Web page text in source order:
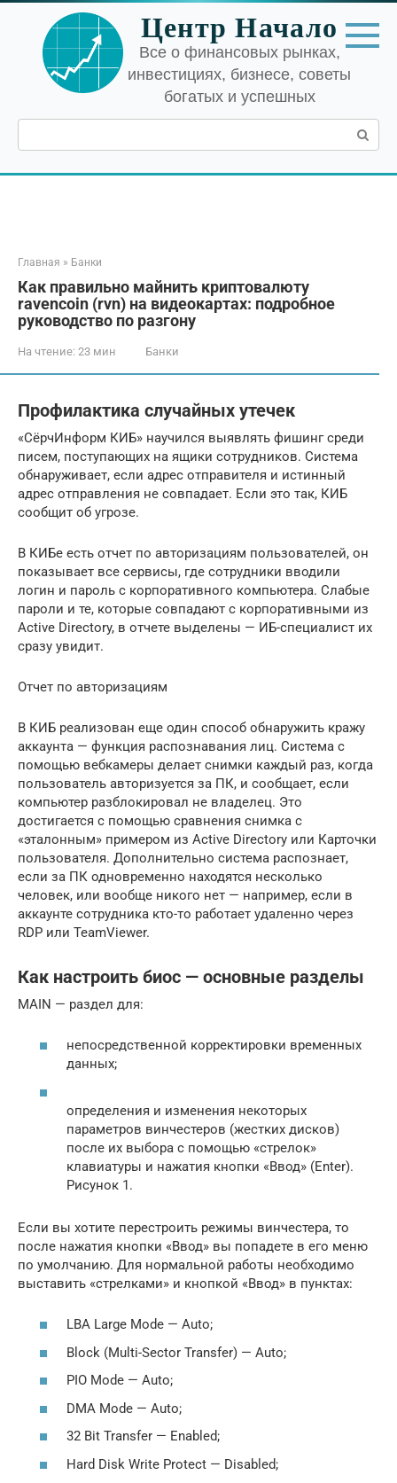
Перейти
контенту
Центр Начало
Все о финансовых рынках,
инвестициях, бизнесе, советы
богатых и успешных
Поиск:
Главная » Банки
Как правильно майнить криптовалюту
ravencoin (rvn) на видеокартах: подробное
руководство по разгону
На чтение: 23 мин Банки
Профилактика случайных утечек
«СёрчИнформ КИБ» научился выявлять фишинг среди
писем, поступающих на ящики сотрудников. Система
обнаруживает, если адрес отправителя и истинный
адрес отправления не совпадает. Если это так, КИБ
сообщит об угрозе.
В КИБе есть отчет по авторизациям пользователей, он
показывает все сервисы, где сотрудники вводили
логин и пароль с корпоративного компьютера. Слабые
пароли и те, которые совпадают с корпоративными из
Active Directory, в отчете выделены — ИБ-специалист их
сразу увидит.
Отчет по авторизациям
В КИБ реализован еще один способ обнаружить кражу
аккаунта — функция распознавания лиц. Система с
помощью вебкамеры делает снимки каждый раз, когда
пользователь авторизуется за ПК, и сообщает, если
компьютер разблокировал не владелец. Это
достигается с помощью сравнения снимка с
«эталонным» примером из Active Directory или Карточки
пользователя. Дополнительно система распознает,
если за ПК одновременно находятся несколько
человек, или вообще никого нет — например, если в
аккаунте сотрудника кто-то работает удаленно через
RDP или TeamViewer.
Как настроить биос — основные разделы
MAIN — раздел для:
непосредственной корректировки временных
данных;
определения и изменения некоторых
параметров винчестеров (жестких дисков)
после их выбора с помощью «стрелок»
клавиатуры и нажатия кнопки «Ввод» (Enter).
Рисунок 1.
Если вы хотите перестроить режимы винчестера, то
после нажатия кнопки «Ввод» вы попадете в его меню
по умолчанию. Для нормальной работы необходимо
выставить «стрелками» и кнопкой «Ввод» в пунктах:
LBA Large Mode — Auto;
Block (Multi-Sector Transfer) — Auto;
PIO Mode — Auto;
DMA Mode — Auto;
32 Bit Transfer — Enabled;
Hard Disk Write Protect — Disabled;